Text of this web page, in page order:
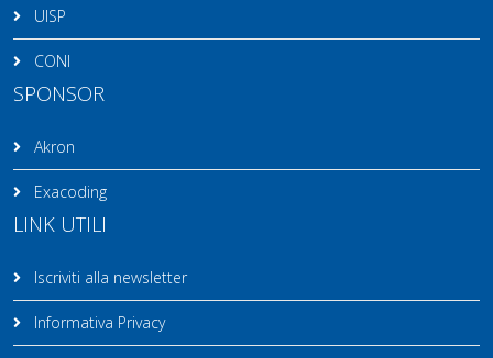
UISP
CONI
SPONSOR
Akron
Exacoding
LINK UTILI
Iscriviti alla newsletter
Informativa Privacy